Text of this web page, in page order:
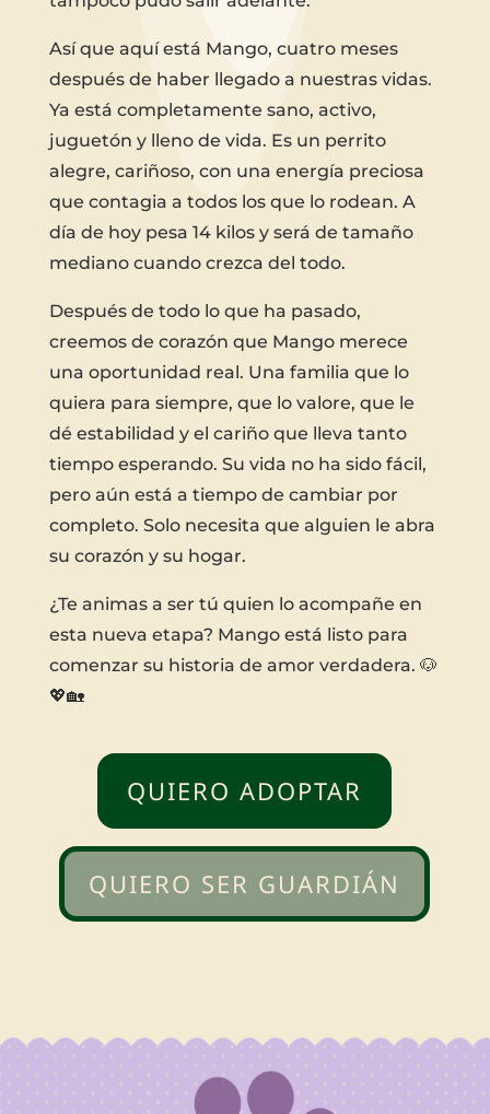
Así que aquí está Mango, cuatro meses
después de haber llegado a nuestras vidas.
Ya está completamente sano, activo,
juguetón y lleno de vida. Es un perrito
alegre, cariñoso, con una energía preciosa
que contagia a todos los que lo rodean. A
día de hoy pesa 14 kilos y será de tamaño
mediano cuando crezca del todo.
Después de todo lo que ha pasado,
creemos de corazón que Mango merece
una oportunidad real. Una familia que lo
quiera para siempre, que lo valore, que le
dé estabilidad y el cariño que lleva tanto
tiempo esperando. Su vida no ha sido fácil,
pero aún está a tiempo de cambiar por
completo. Solo necesita que alguien le abra
su corazón y su hogar.
¿Te animas a ser tú quien lo acompañe en
esta nueva etapa? Mango está listo para
comenzar su historia de amor verdadera. 🐶
💖🏡
QUIERO ADOPTAR
QUIERO SER GUARDIÁN